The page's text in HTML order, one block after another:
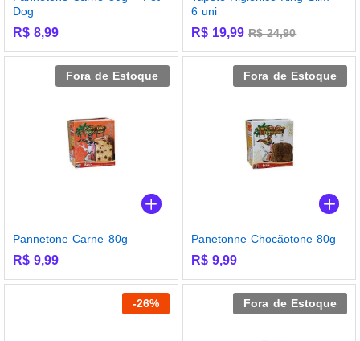
Dog
R$ 8,99
6 uni
R$19,99 R$24,90
Fora de Estoque
Pannetone Carne 80g
R$ 9,99
Fora de Estoque
Panetonne Chocãotone 80g
R$9,99
-26% Fora de Estoque